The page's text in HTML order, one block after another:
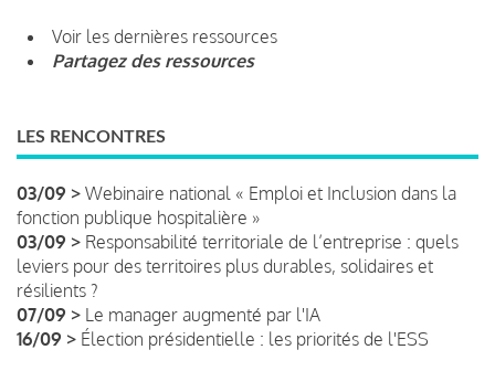
Voir les dernières ressources
Partagez des ressources
LES RENCONTRES
03/09 > Webinaire national « Emploi et Inclusion dans la
fonction publique hospitalière »
03/09 > Responsabilité territoriale de l’entreprise : quels
leviers pour des territoires plus durables, solidaires et
résilients ?
07/09 > Le manager augmenté par l'IA
16/09 > Élection présidentielle : les priorités de l'ESS